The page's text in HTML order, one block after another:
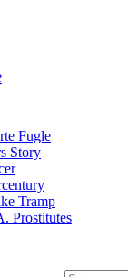
Fugle
Story
Tramp
Prostitutes